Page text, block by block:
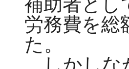
労務費を総
た。
しかしな